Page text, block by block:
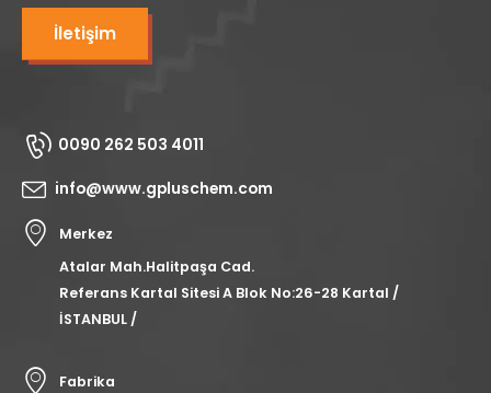
İletişim
0090 262 503 4011
info@www.gpluschem.com
Merkez
Atalar Mah.Halitpaşa Cad.
Referans Kartal Sitesi A Blok No:26-28 Kartal /
İSTANBUL /
Fabrika